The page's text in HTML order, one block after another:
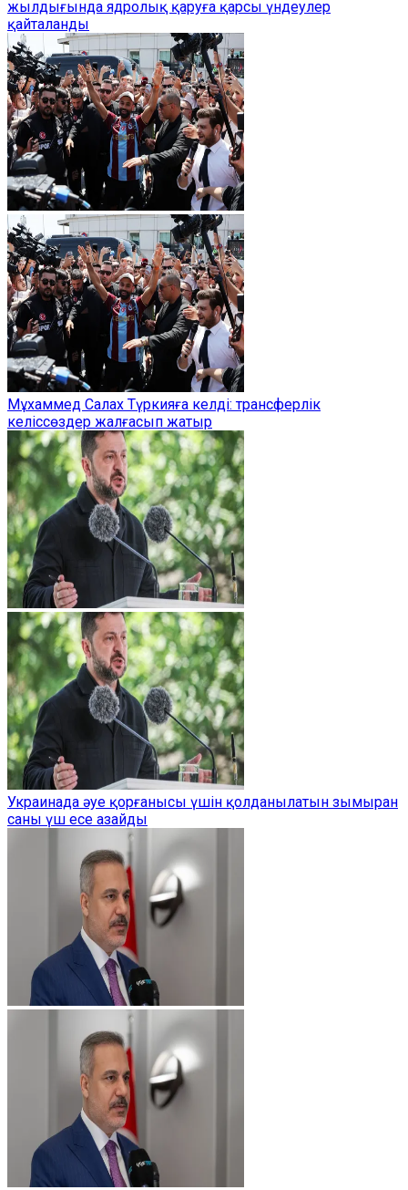
жылдығында ядролық қаруға қарсы үндеулер
қайталанды
Мұхаммед Салах Түркияға келді: трансферлік
келіссөздер жалғасып жатыр
Украинада әуе қорғанысы үшін қолданылатын зымыран
саны үш есе азайды